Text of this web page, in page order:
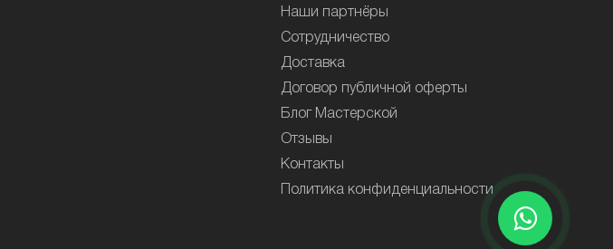
Наши партнёры
Сотрудничество
Доставка
Договор публичной оферты
Блог Мастерской
Отзывы
Контакты
Политика конфиденциальности